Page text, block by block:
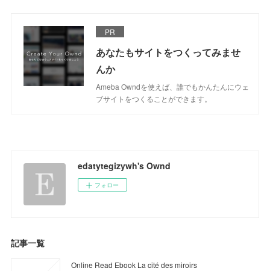
PR
あなたもサイトをつくってみませ
んか
Ameba Owndを使えば、誰でもかんたんにウェ
ブサイトをつくることができます。
edatytegizywh's Ownd
フォロー
記事一覧
Online Read Ebook La cité des miroirs